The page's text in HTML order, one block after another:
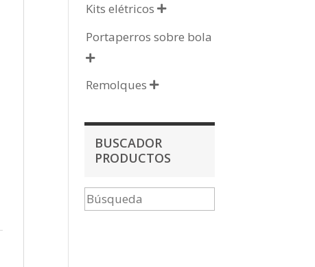
Kits elétricos 
Portaperros sobre bola

Remolques 
BUSCADOR
PRODUCTOS